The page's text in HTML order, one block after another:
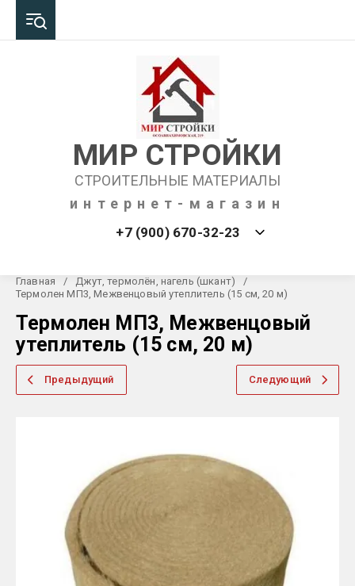
МИР СТРОЙКИ
СТРОИТЕЛЬНЫЕ МАТЕРИАЛЫ
интернет-магазин
+7 (900) 670-32-23
Главная / Джут, термолён, нагель (шкант)
/
Термолен МП3, Межвенцовый утеплитель (15 см, 20 м)
Термолен МП3, Межвенцовый
утеплитель (15 см, 20 м)
Предыдущий Следующий